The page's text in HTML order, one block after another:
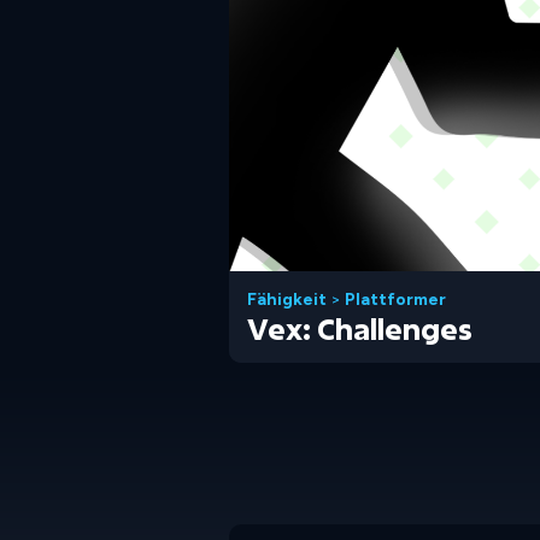
Fähigkeit > Plattformer
Vex: Challenges